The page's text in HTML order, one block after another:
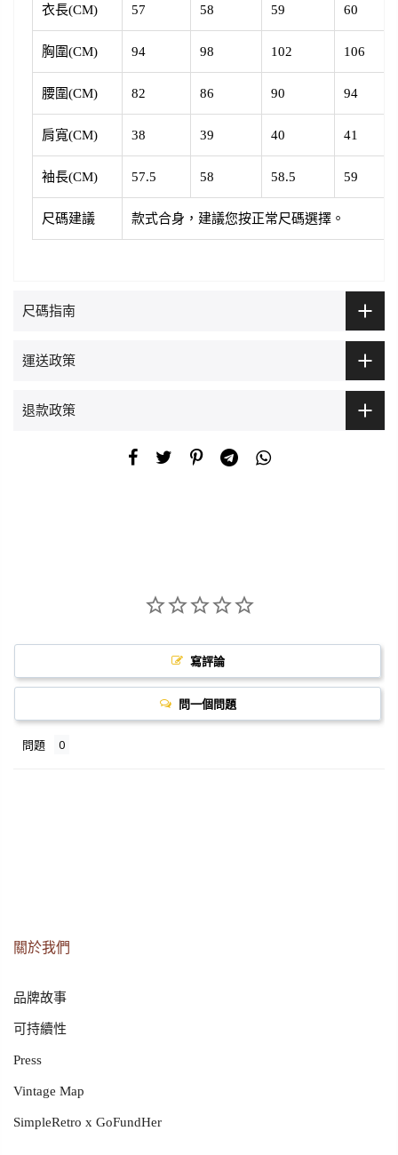
衣長(CM) 57 58 59 60
胸圍(CM) 94 98 102 106
腰圍(CM) 82 86 90 94
肩寬(CM) 38 39 40 41
袖長(CM) 57.5 58 58.5 59
尺碼建議 款式合身，建議您按正常尺碼選擇。
尺碼指南
運送政策
退款政策
寫評論
問一個問題
問題
關於我們
品牌故事
可持續性
Press
Vintage Map
SimpleRetro x GoFundHer